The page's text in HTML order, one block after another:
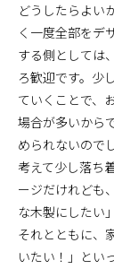
どうしたらよい
く一度全部をデ
する側としては
ろ歓迎です。少
ていくことで、
場合が多いから
められないので
考えて少し落ち
ージだけれども
な木製にしたい
それとともに、
いたい！」とい